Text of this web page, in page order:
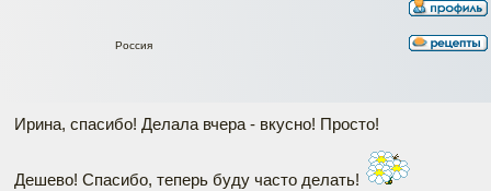
Россия
Ирина, спасибо! Делала вчера - вкусно! Просто!
Дешево! Спасибо, теперь буду часто делать!